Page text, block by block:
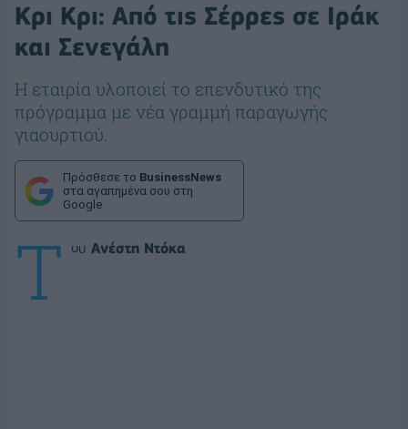
Κρι Κρι: Από τις Σέρρες σε Ιράκ
και Σενεγάλη
Η εταιρία υλοποιεί το επενδυτικό της
πρόγραμμα με νέα γραμμή παραγωγής
γιαουρτιού.
Πρόσθεσε το BusinessNews
στα αγαπημένα σου στη
Google
Τ ου Ανέστη Ντόκα